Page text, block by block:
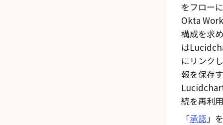
をフロー
Okta
構成を求
は
にリンク
報を保存
続を再利
「承認」